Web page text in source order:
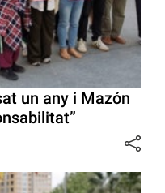
un any i Mazón